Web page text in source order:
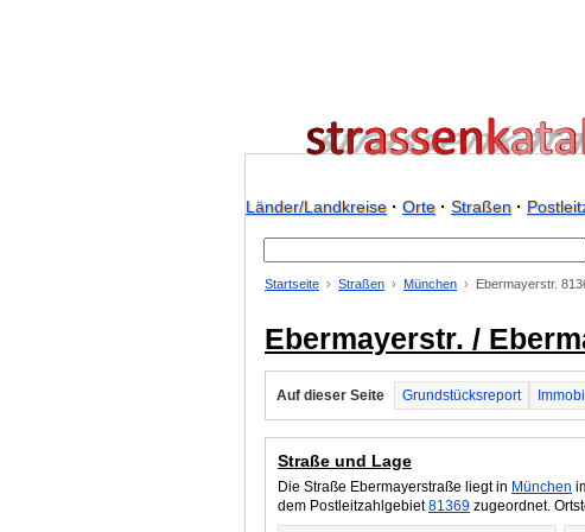
Länder/Landkreise· Orte· Straßen·
Startseite Straßen München Ebermayerstr.
Ebermayerstr. /
Auf dieser Seite Grundstücksreport
Straße und Lage
Die Straße Ebermayerstraße liegt in München
dem Postleitzahlgebiet81369 zugeordnet.